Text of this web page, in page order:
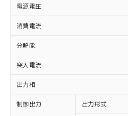
電源電圧
消費電流
分解能
突入電流
出力相
制御出力 出力形式